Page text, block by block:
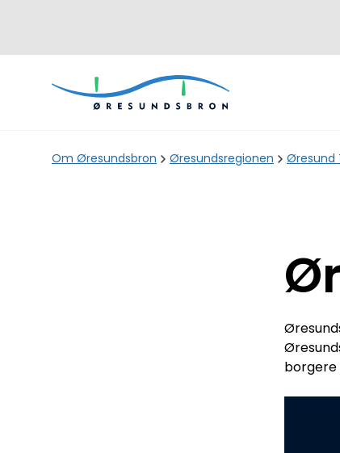
Om Øresundsbron Øresundsregionen Øresund
borgere